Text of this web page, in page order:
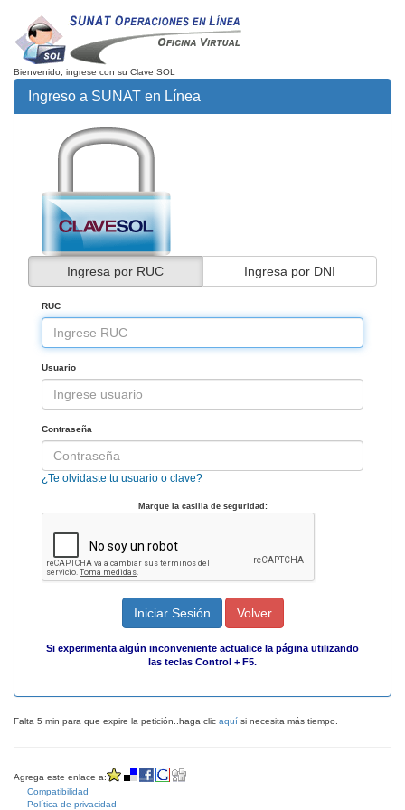
Bienvenido, ingrese con su Clave SOL
Ingreso a SUNAT en Línea
Ingresa por RUC Ingresa por DNI
RUC
Usuario
Contraseña
¿Te olvidaste tu usuario o clave?
Marque la casilla de seguridad:
Iniciar Sesión Volver
Si experimenta algún inconveniente actualice la página utilizando
las teclas Control + F5.
Falta 5 min para que expire la petición..haga clic aquí si necesita más tiempo.
Agrega este enlace a:
Compatibilidad
Política de privacidad